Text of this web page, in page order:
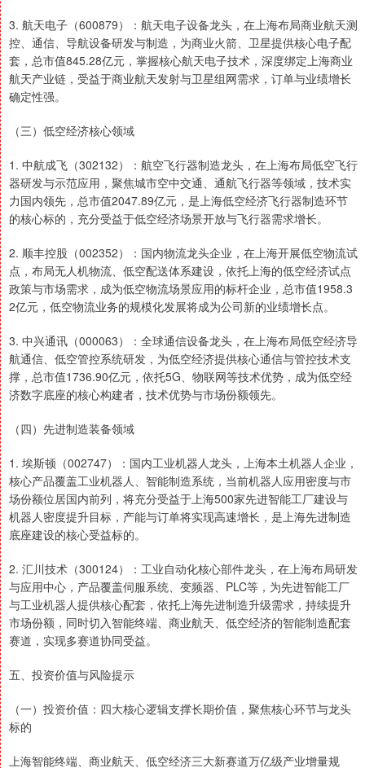
3. 航天电子（600879）：航天电子设备龙头，在上海布局商业航天测
控、通信、导航设备研发与制造，为商业火箭、卫星提供核心电子配
套，总市值845.28亿元，掌握核心航天电子技术，深度绑定上海商业
航天产业链，受益于商业航天发射与卫星组网需求，订单与业绩增长
确定性强。
（三）低空经济核心领域
1. 中航成飞（302132）：航空飞行器制造龙头，在上海布局低空飞行
器研发与示范应用，聚焦城市空中交通、通航飞行器等领域，技术实
力国内领先，总市值2047.89亿元，是上海低空经济飞行器制造环节
的核心标的，充分受益于低空经济场景开放与飞行器需求增长。
2. 顺丰控股（002352）：国内物流龙头企业，在上海开展低空物流试
点，布局无人机物流、低空配送体系建设，依托上海的低空经济试点
政策与市场需求，成为低空物流场景应用的标杆企业，总市值1958.3
2亿元，低空物流业务的规模化发展将成为公司新的业绩增长点。
3. 中兴通讯（000063）：全球通信设备龙头，在上海布局低空经济导
航通信、低空管控系统研发，为低空经济提供核心通信与管控技术支
撑，总市值1736.90亿元，依托5G、物联网等技术优势，成为低空经
济数字底座的核心构建者，技术优势与市场份额领先。
（四）先进制造装备领域
1. 埃斯顿（002747）：国内工业机器人龙头，上海本土机器人企业，
核心产品覆盖工业机器人、智能制造系统，当前机器人应用密度与市
场份额位居国内前列，将充分受益于上海500家先进智能工厂建设与
机器人密度提升目标，产能与订单将实现高速增长，是上海先进制造
底座建设的核心受益标的。
2. 汇川技术（300124）：工业自动化核心部件龙头，在上海布局研发
与应用中心，产品覆盖伺服系统、变频器、PLC等，为先进智能工厂
与工业机器人提供核心配套，依托上海先进制造升级需求，持续提升
市场份额，同时切入智能终端、商业航天、低空经济的智能制造配套
赛道，实现多赛道协同受益。
五、投资价值与风险提示
（一）投资价值：四大核心逻辑支撑长期价值，聚焦核心环节与龙头
标的
上海智能终端、商业航天、低空经济三大新赛道万亿级产业增量规